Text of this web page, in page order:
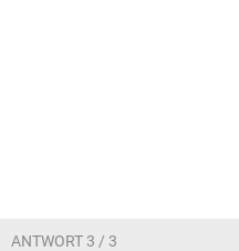
ANTWORT 3 / 3